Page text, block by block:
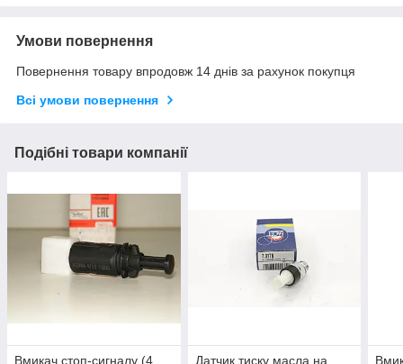
Умови повернення
Повернення товару впродовж 14 днів за рахунок покупця
Всі умови повернення
Подібні товари компанії
Вмикач стоп-сигналу (4
Датчик тиску масла на